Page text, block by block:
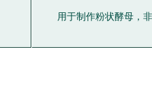
用于制作粉状酵母，